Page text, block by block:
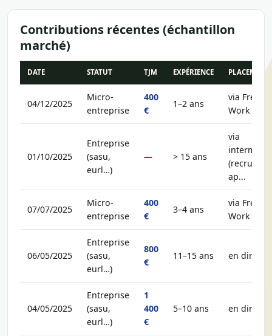
Contributions récentes (échantillon
marché)
DATE STATUT TJM EXPÉRIENCE PLACEMENT
04/12/2025
Micro-
entreprise
400
€
1–2 ans
via Free-
Work
01/10/2025
Entreprise
(sasu,
eurl…)
— > 15 ans
via
(recruteur,
ap...
07/07/2025
Micro-
entreprise
400
€
3–4 ans
via Free-
Work
06/05/2025
Entreprise
(sasu,
eurl…)
800
€
11–15 ans en direct
04/05/2025
Entreprise
(sasu,
eurl…)
1
400
€
5–10 ans en direct